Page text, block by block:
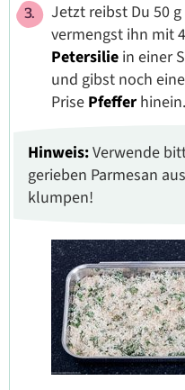
Jetzt reibst Du 50 g
vermengst ihn mit
Petersilie in einer
und gibst noch
Prise Pfeffer hinein.
Hinweis:Verwende
gerieben Parmesan
klumpen!